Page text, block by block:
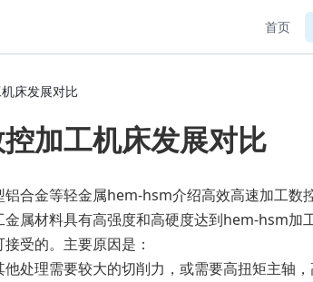
首页
床发展对比
加工机床发展对比
铝合金等轻金属hem-hsm介绍高效高速加工
属材料具有高强度和高硬度达到hem-hsm加
受的。主要原因是：
理需要较大的切削力，或需要高扭矩主轴